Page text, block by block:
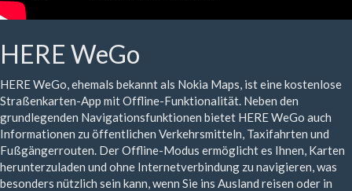
HERE WeGo
HERE WeGo, ehemals bekannt als Nokia Maps, ist eine kostenlose
Straßenkarten-App mit Offline-Funktionalität. Neben den
grundlegenden Navigationsfunktionen bietet HERE WeGo auch
Informationen zu öffentlichen Verkehrsmitteln, Taxifahrten und
Fußgängerrouten. Der Offline-Modus ermöglicht es Ihnen, Karten
herunterzuladen und ohne Internetverbindung zu navigieren, was
besonders nützlich sein kann, wenn Sie ins Ausland reisen oder in